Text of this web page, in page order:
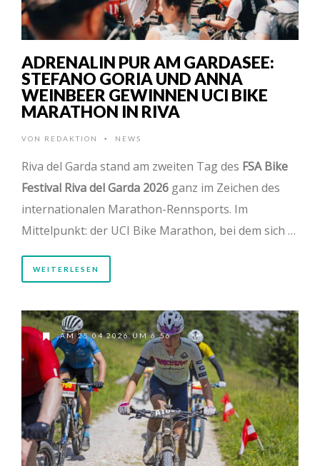
ADRENALIN PUR AM GARDASEE:
STEFANO GORIA UND ANNA
WEINBEER GEWINNEN UCI BIKE
MARATHON IN RIVA
VON REDAKTION • NEWS
Riva del Garda stand am zweiten Tag des FSA Bike
Festival Riva del Garda 2026 ganz im Zeichen des
internationalen Marathon-Rennsports. Im
Mittelpunkt: der UCI Bike Marathon, bei dem sich …
WEITERLESEN
AM 25.04.2026 UM 6:56